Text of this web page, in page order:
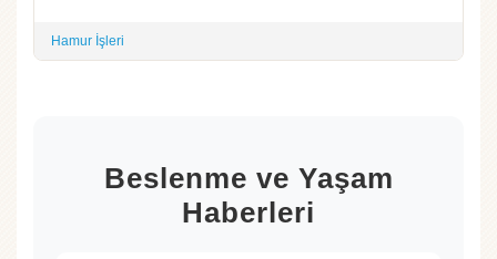
Hamur İşleri
Beslenme ve Yaşam
Haberleri